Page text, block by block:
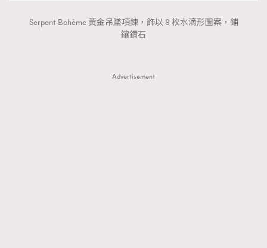
Serpent Bohème 黃金吊墜項鍊，飾以 8 枚水滴形圖案，鋪
鑲鑽石
Advertisement